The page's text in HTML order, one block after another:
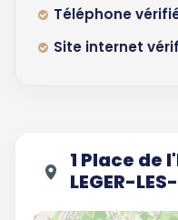
Téléphone
Site internet
1 Place de
LEGER-